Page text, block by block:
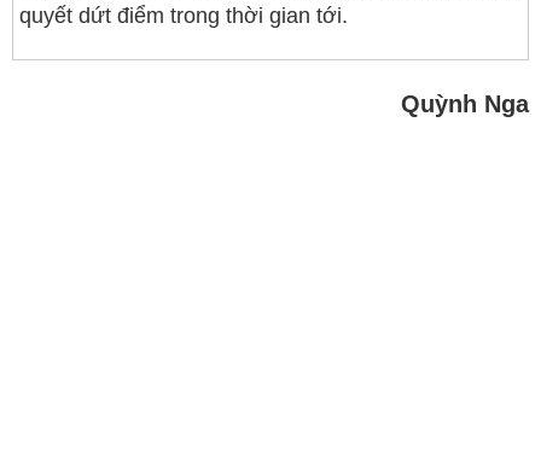
quyết dứt điểm trong thời gian tới.
Quỳnh Nga